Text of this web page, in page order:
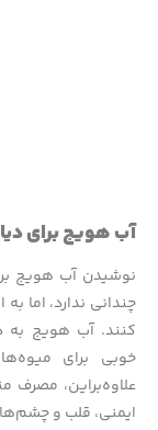
آب هویج برای
نوشیدن آب هویج
چندانی ندارد، اما
کنند. آب هویج به
خوبی برای
علاوه‌براین،
ایمنی، قلب و